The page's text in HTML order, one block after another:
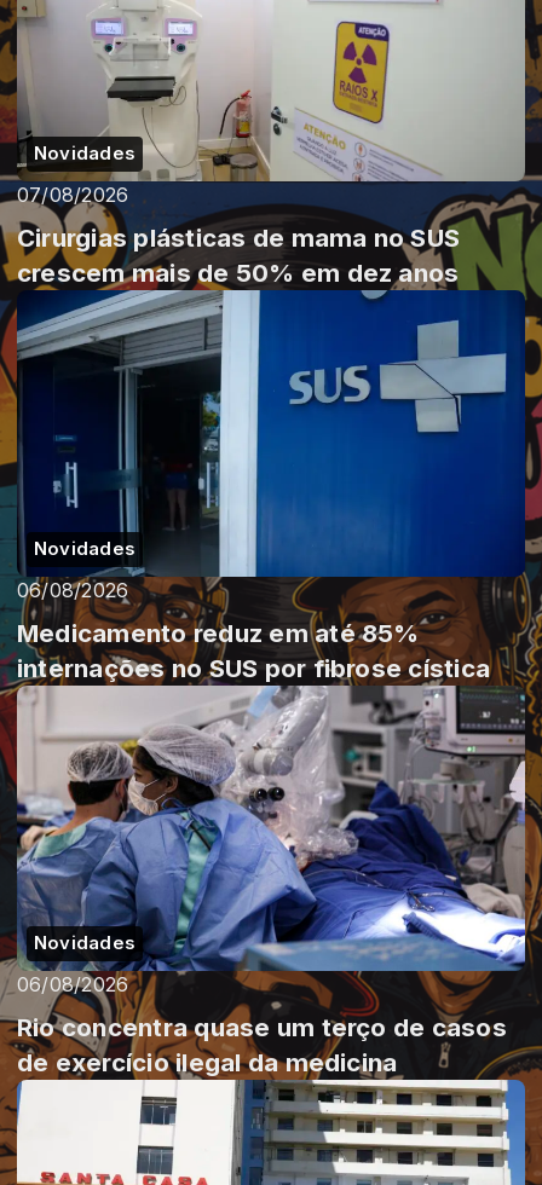
Novidades
07/08/2026
Cirurgias plásticas de mama no SUS
crescem mais de 50% em dez anos
Novidades
06/08/2026
Medicamento reduz em até 85%
internações no SUS por fibrose cística
Novidades
06/08/2026
Rio concentra quase um terço de casos
de exercício ilegal da medicina